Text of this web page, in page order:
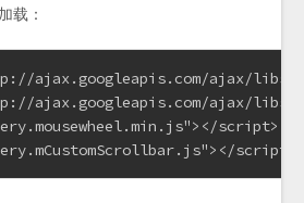
载：
ajax.googleapis.com/ajax/
ajax.googleapis.com/ajax/
script>
script>